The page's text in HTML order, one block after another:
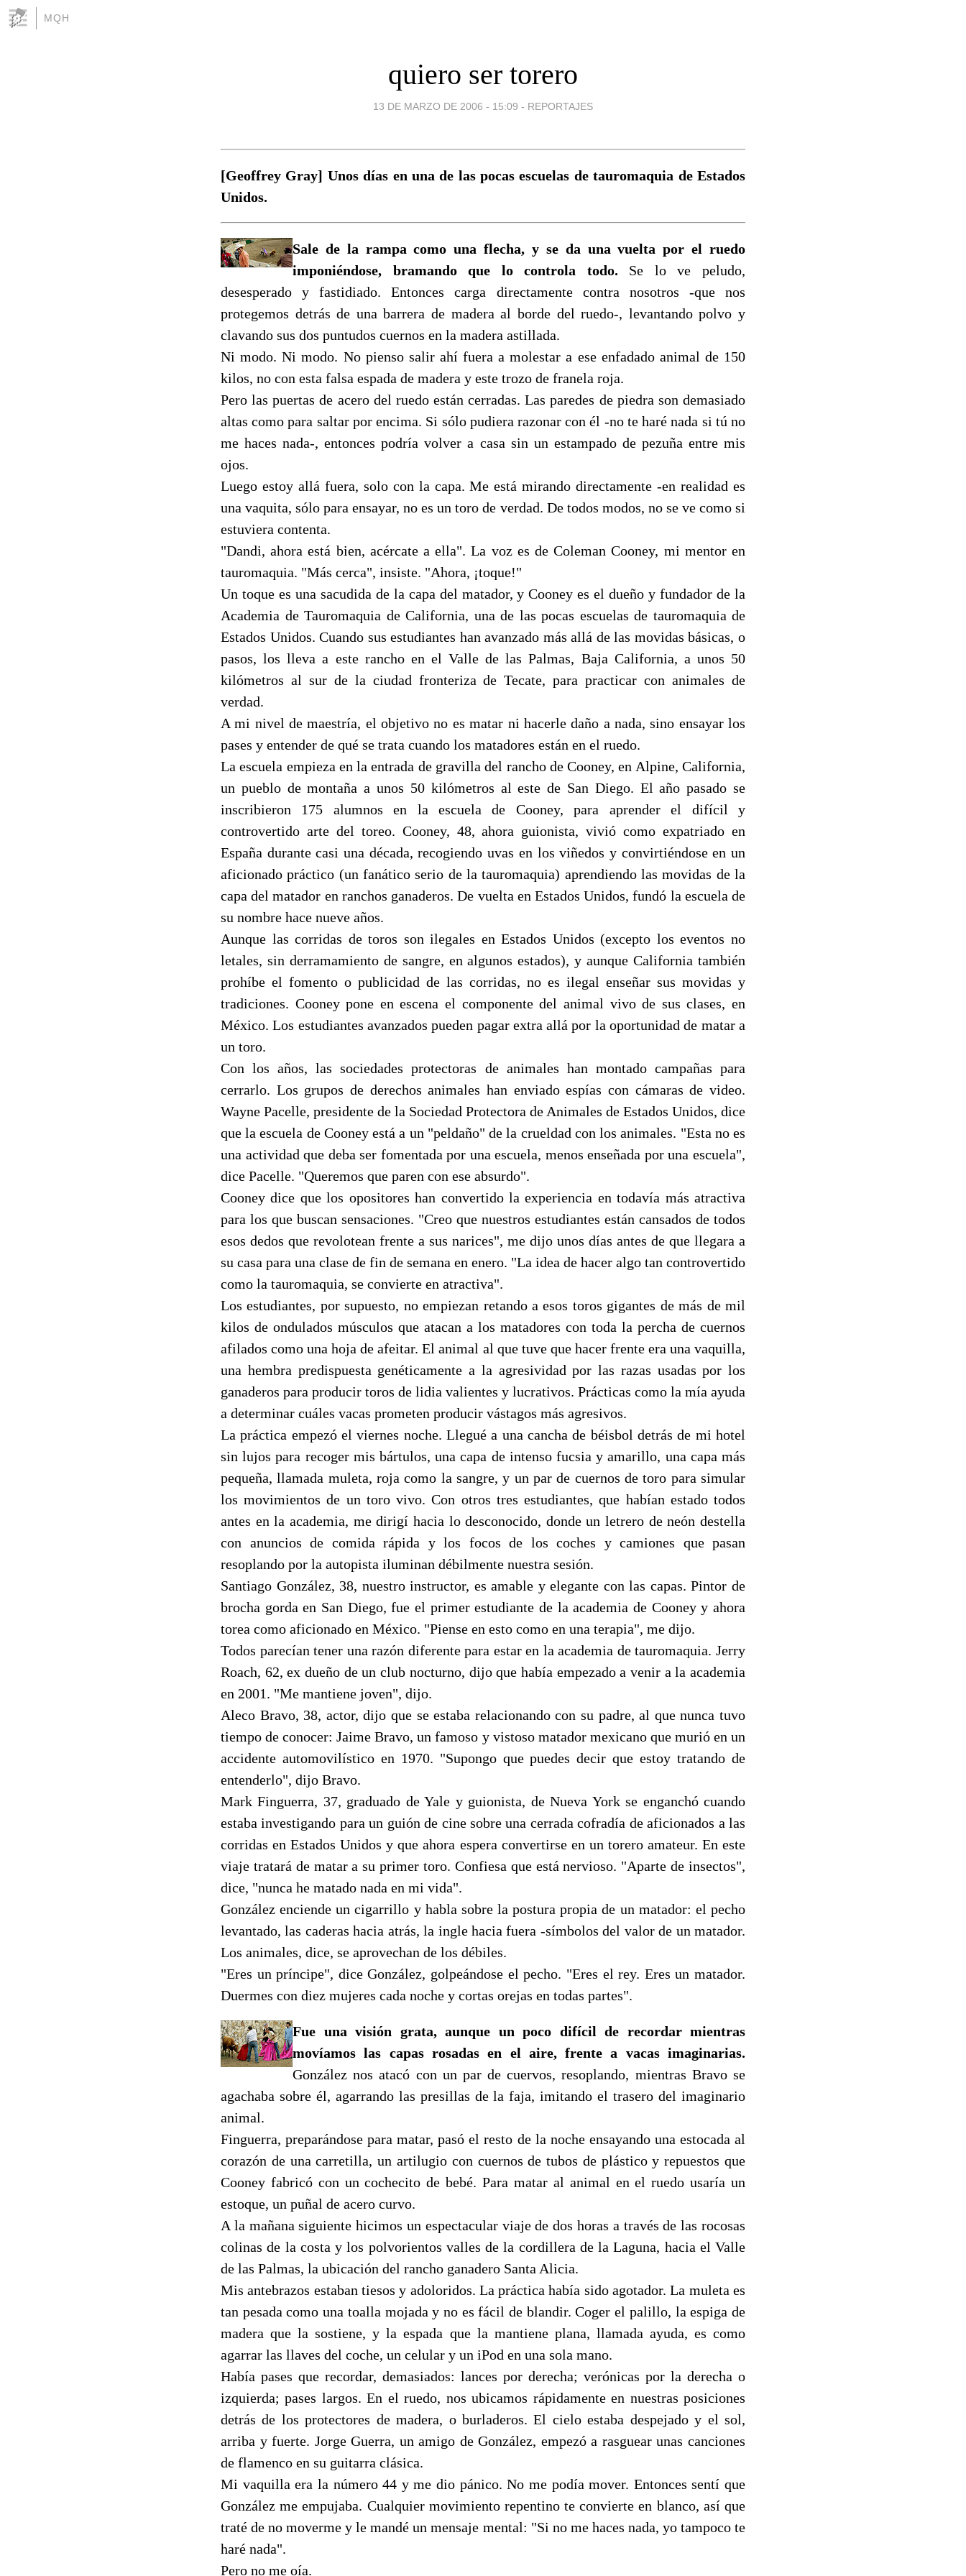
MQH
quiero ser torero
13 DE MARZO DE 2006 - 15:09 - REPORTAJES
[Geoffrey Gray] Unos días en una de las pocas escuelas de tauromaquia de Estados
Unidos.
Sale de la rampa como una flecha, y se da una vuelta por el ruedo
imponiéndose, bramando que lo controla todo. Se lo ve peludo,
desesperado y fastidiado. Entonces carga directamente contra nosotros -que nos
protegemos detrás de una barrera de madera al borde del ruedo-, levantando polvo y
clavando sus dos puntudos cuernos en la madera astillada.
Ni modo. Ni modo. No pienso salir ahí fuera a molestar a ese enfadado animal de 150
kilos, no con esta falsa espada de madera y este trozo de franela roja.
Pero las puertas de acero del ruedo están cerradas. Las paredes de piedra son demasiado
altas como para saltar por encima. Si sólo pudiera razonar con él -no te haré nada si tú no
me haces nada-, entonces podría volver a casa sin un estampado de pezuña entre mis
ojos.
Luego estoy allá fuera, solo con la capa. Me está mirando directamente -en realidad es
una vaquita, sólo para ensayar, no es un toro de verdad. De todos modos, no se ve como si
estuviera contenta.
"Dandi, ahora está bien, acércate a ella". La voz es de Coleman Cooney, mi mentor en
tauromaquia. "Más cerca", insiste. "Ahora, ¡toque!"
Un toque es una sacudida de la capa del matador, y Cooney es el dueño y fundador de la
Academia de Tauromaquia de California, una de las pocas escuelas de tauromaquia de
Estados Unidos. Cuando sus estudiantes han avanzado más allá de las movidas básicas, o
pasos, los lleva a este rancho en el Valle de las Palmas, Baja California, a unos 50
kilómetros al sur de la ciudad fronteriza de Tecate, para practicar con animales de
verdad.
A mi nivel de maestría, el objetivo no es matar ni hacerle daño a nada, sino ensayar los
pases y entender de qué se trata cuando los matadores están en el ruedo.
La escuela empieza en la entrada de gravilla del rancho de Cooney, en Alpine, California,
un pueblo de montaña a unos 50 kilómetros al este de San Diego. El año pasado se
inscribieron 175 alumnos en la escuela de Cooney, para aprender el difícil y
controvertido arte del toreo. Cooney, 48, ahora guionista, vivió como expatriado en
España durante casi una década, recogiendo uvas en los viñedos y convirtiéndose en un
aficionado práctico (un fanático serio de la tauromaquia) aprendiendo las movidas de la
capa del matador en ranchos ganaderos. De vuelta en Estados Unidos, fundó la escuela de
su nombre hace nueve años.
Aunque las corridas de toros son ilegales en Estados Unidos (excepto los eventos no
letales, sin derramamiento de sangre, en algunos estados), y aunque California también
prohíbe el fomento o publicidad de las corridas, no es ilegal enseñar sus movidas y
tradiciones. Cooney pone en escena el componente del animal vivo de sus clases, en
México. Los estudiantes avanzados pueden pagar extra allá por la oportunidad de matar a
un toro.
Con los años, las sociedades protectoras de animales han montado campañas para
cerrarlo. Los grupos de derechos animales han enviado espías con cámaras de video.
Wayne Pacelle, presidente de la Sociedad Protectora de Animales de Estados Unidos, dice
que la escuela de Cooney está a un "peldaño" de la crueldad con los animales. "Esta no es
una actividad que deba ser fomentada por una escuela, menos enseñada por una escuela",
dice Pacelle. "Queremos que paren con ese absurdo".
Cooney dice que los opositores han convertido la experiencia en todavía más atractiva
para los que buscan sensaciones. "Creo que nuestros estudiantes están cansados de todos
esos dedos que revolotean frente a sus narices", me dijo unos días antes de que llegara a
su casa para una clase de fin de semana en enero. "La idea de hacer algo tan controvertido
como la tauromaquia, se convierte en atractiva".
Los estudiantes, por supuesto, no empiezan retando a esos toros gigantes de más de mil
kilos de ondulados músculos que atacan a los matadores con toda la percha de cuernos
afilados como una hoja de afeitar. El animal al que tuve que hacer frente era una vaquilla,
una hembra predispuesta genéticamente a la agresividad por las razas usadas por los
ganaderos para producir toros de lidia valientes y lucrativos. Prácticas como la mía ayuda
a determinar cuáles vacas prometen producir vástagos más agresivos.
La práctica empezó el viernes noche. Llegué a una cancha de béisbol detrás de mi hotel
sin lujos para recoger mis bártulos, una capa de intenso fucsia y amarillo, una capa más
pequeña, llamada muleta, roja como la sangre, y un par de cuernos de toro para simular
los movimientos de un toro vivo. Con otros tres estudiantes, que habían estado todos
antes en la academia, me dirigí hacia lo desconocido, donde un letrero de neón destella
con anuncios de comida rápida y los focos de los coches y camiones que pasan
resoplando por la autopista iluminan débilmente nuestra sesión.
Santiago González, 38, nuestro instructor, es amable y elegante con las capas. Pintor de
brocha gorda en San Diego, fue el primer estudiante de la academia de Cooney y ahora
torea como aficionado en México. "Piense en esto como en una terapia", me dijo.
Todos parecían tener una razón diferente para estar en la academia de tauromaquia. Jerry
Roach, 62, ex dueño de un club nocturno, dijo que había empezado a venir a la academia
en 2001. "Me mantiene joven", dijo.
Aleco Bravo, 38, actor, dijo que se estaba relacionando con su padre, al que nunca tuvo
tiempo de conocer: Jaime Bravo, un famoso y vistoso matador mexicano que murió en un
accidente automovilístico en 1970. "Supongo que puedes decir que estoy tratando de
entenderlo", dijo Bravo.
Mark Finguerra, 37, graduado de Yale y guionista, de Nueva York se enganchó cuando
estaba investigando para un guión de cine sobre una cerrada cofradía de aficionados a las
corridas en Estados Unidos y que ahora espera convertirse en un torero amateur. En este
viaje tratará de matar a su primer toro. Confiesa que está nervioso. "Aparte de insectos",
dice, "nunca he matado nada en mi vida".
González enciende un cigarrillo y habla sobre la postura propia de un matador: el pecho
levantado, las caderas hacia atrás, la ingle hacia fuera -símbolos del valor de un matador.
Los animales, dice, se aprovechan de los débiles.
"Eres un príncipe", dice González, golpeándose el pecho. "Eres el rey. Eres un matador.
Duermes con diez mujeres cada noche y cortas orejas en todas partes".
Fue una visión grata, aunque un poco difícil de recordar mientras
movíamos las capas rosadas en el aire, frente a vacas imaginarias.
González nos atacó con un par de cuervos, resoplando, mientras Bravo se
agachaba sobre él, agarrando las presillas de la faja, imitando el trasero del imaginario
animal.
Finguerra, preparándose para matar, pasó el resto de la noche ensayando una estocada al
corazón de una carretilla, un artilugio con cuernos de tubos de plástico y repuestos que
Cooney fabricó con un cochecito de bebé. Para matar al animal en el ruedo usaría un
estoque, un puñal de acero curvo.
A la mañana siguiente hicimos un espectacular viaje de dos horas a través de las rocosas
colinas de la costa y los polvorientos valles de la cordillera de la Laguna, hacia el Valle
de las Palmas, la ubicación del rancho ganadero Santa Alicia.
Mis antebrazos estaban tiesos y adoloridos. La práctica había sido agotador. La muleta es
tan pesada como una toalla mojada y no es fácil de blandir. Coger el palillo, la espiga de
madera que la sostiene, y la espada que la mantiene plana, llamada ayuda, es como
agarrar las llaves del coche, un celular y un iPod en una sola mano.
Había pases que recordar, demasiados: lances por derecha; verónicas por la derecha o
izquierda; pases largos. En el ruedo, nos ubicamos rápidamente en nuestras posiciones
detrás de los protectores de madera, o burladeros. El cielo estaba despejado y el sol,
arriba y fuerte. Jorge Guerra, un amigo de González, empezó a rasguear unas canciones
de flamenco en su guitarra clásica.
Mi vaquilla era la número 44 y me dio pánico. No me podía mover. Entonces sentí que
González me empujaba. Cualquier movimiento repentino te convierte en blanco, así que
traté de no moverme y le mandé un mensaje mental: "Si no me haces nada, yo tampoco te
haré nada".
Pero no me oía.